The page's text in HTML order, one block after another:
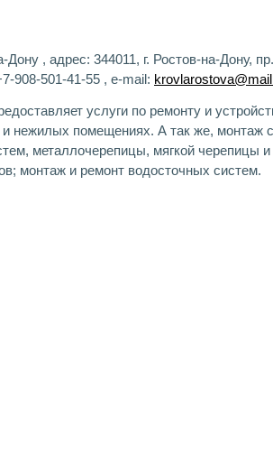
Дону , адрес: 344011, г. Ростов-на-Дону,
908-501-41-55 , e-mail:
услуги по ремонту и
нежилых помещениях. А так же, монтаж
металлочерепицы, мягкой черепицы и
монтаж и ремонт водосточных систем.